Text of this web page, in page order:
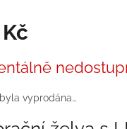
vyprodána…